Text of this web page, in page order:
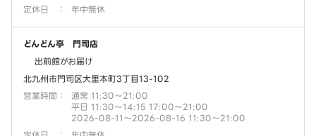
定休日
： 年中無休
どんどん亭 門司店
出前館がお届け
北九州市門司区大里本町3丁目13-102
営業時間 ：
通常 11:30～21:00
平日 11:30～14:15 17:00～21:00
2026-08-11～2026-08-16 11:30～21:00